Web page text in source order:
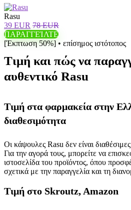
Rasu
39 EUR 78 EUR
ΠΑΡΑΓΓΕΊΛΤΕ
[Έκπτωση 50%] • επίσημος ιστότοπος
Τιμή και πώς να
αυθεντικό Rasu
Τιμή στα φαρμακεία στην
διαθεσιμότητα
Οι κάψουλες Rasu δεν είναι
Για την αγορά τους, μπορείτε να
ιστοσελίδα του προϊόντος, όπου
σχετικά με την παραγγελία και τη
Τιμή στο Skroutz, Amazon